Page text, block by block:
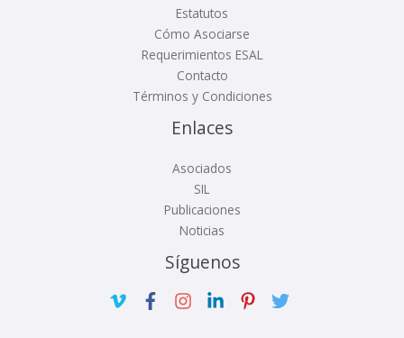
Estatutos
Cómo Asociarse
Requerimientos ESAL
Contacto
Términos y Condiciones
Enlaces
Asociados
SIL
Publicaciones
Noticias
Síguenos